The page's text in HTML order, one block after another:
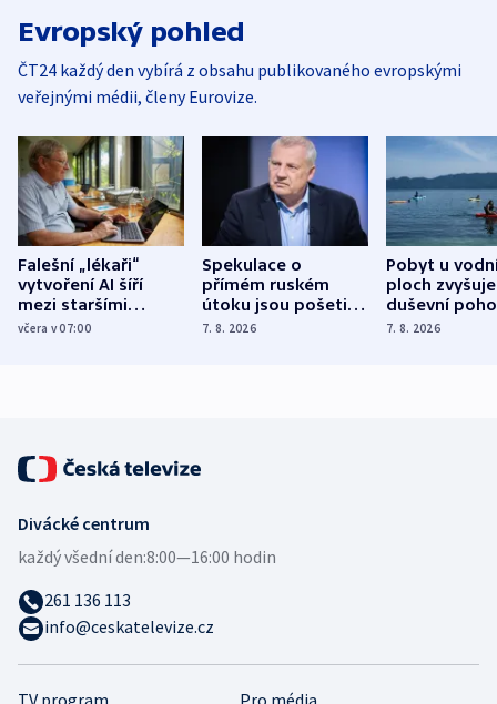
Evropský pohled
ČT24 každý den vybírá z obsahu publikovaného evropskými
veřejnými médii, členy Eurovize.
Falešní „lékaři“
vytvoření AI šíří
mezi staršími
Poláky nebezpečné
včera v 07:00
Spekulace o
přímém ruském
útoku jsou pošetilé,
míní estonský
7. 8. 2026
Pobyt u
ploch zvyšuje
duševní
ukázala
7. 8. 2026
Divácké centrum
každý všední den:8:00—16:00 hodin
261 136 113
info@ceskatelevize.cz